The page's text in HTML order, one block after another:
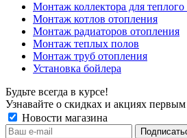
Монтаж коллектора для теплого
Монтаж котлов отопления
Монтаж радиаторов отопления
Монтаж теплых полов
Монтаж труб отопления
Установка бойлера
Будьте всегда в курсе!
Узнавайте о скидках и акциях первым
Новости магазина